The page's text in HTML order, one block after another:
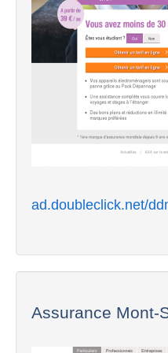
ad.doubleclick.net/
Assurance Mont-